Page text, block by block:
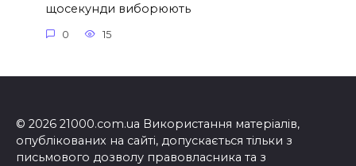
щосекунди виборюють
0 15
© 2026 21000.com.ua Використання матеріалів,
опублікованих на сайті, допускається тільки з
письмового дозволу правовласника та з